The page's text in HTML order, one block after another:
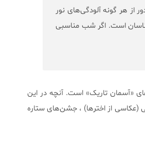
از هر گونه آلودگی‌های نور
است. اگر شب مناسبی
«آسمان تاریک» است. آنچه در این
(عکاسی از اخترها) ، جشن‌های ستاره